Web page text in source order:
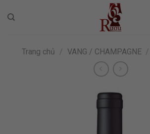
Trang chủ / VANG / CHAMPAGNE /